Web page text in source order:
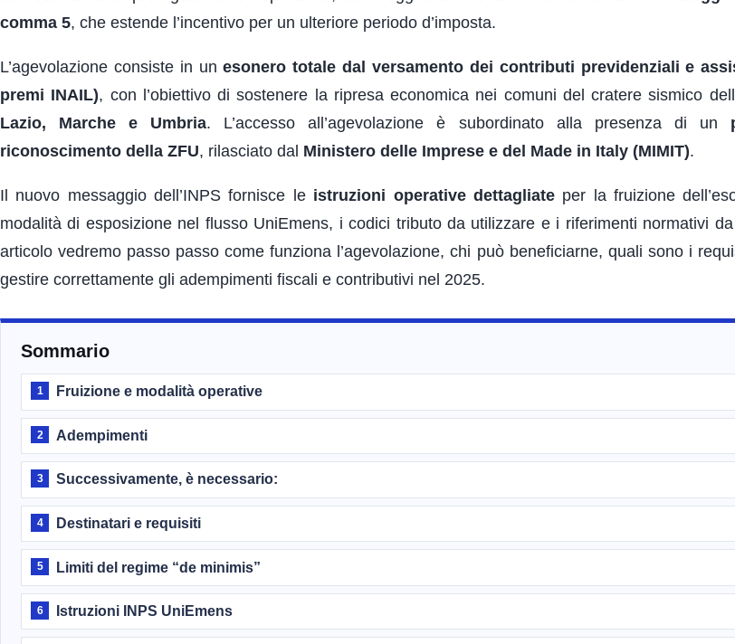
comma 5, che estende l’incentivo per un ulteriore periodo d’imposta.
L’agevolazione consiste in unesonero totale dal versamento dei contributi previdenziali e
premi INAIL), con l’obiettivo di sostenere la ripresa economica nei comuni del cratere sismico
Lazio, Marche e Umbria. L’accesso all’agevolazione è subordinato alla presenza di un
riconoscimento della ZFU, rilasciato dal Ministero delle Imprese e del Made in Italy (MIMIT).
Il nuovo messaggio dell’INPS fornisce le istruzioni operative dettagliateper la fruizione
modalità di esposizione nel flusso UniEmens, i codici tributo da utilizzare e i riferimenti normativi
articolo vedremo passo passo come funziona l’agevolazione, chi può beneficiarne, quali sono i
gestire correttamente gli adempimenti fiscali e contributivi nel 2025.
Sommario
1 Fruizione e modalità operative
2 Adempimenti
3 Successivamente, è necessario:
4 Destinatari e requisiti
5 Limiti del regime “de minimis”
6 Istruzioni INPS UniEmens